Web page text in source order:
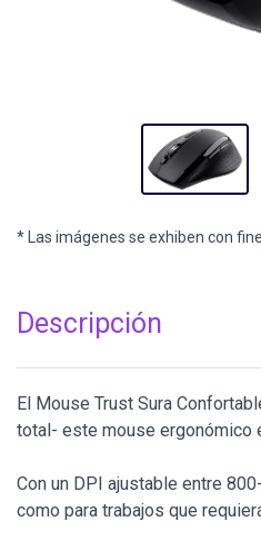
* Las imágenes se exhiben con
Descripción
El Mouse Trust Sura
total- este mouse ergonómico
Con un DPI ajustable entre
como para trabajos que